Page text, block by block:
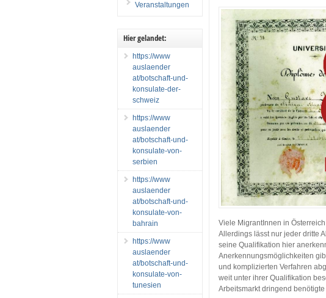
Viele MigrantInnen in
Allerdings lässt nur jeder dritte
seine Qualifikation hier
Anerkennungsmöglichkeiten
und komplizierten Verfahren
weit unter ihrer Qualifikation
Arbeitsmarkt dringend benötigte
Veranstaltungen
Hier gelandet:
https://www
auslaender
at/botschaft-und-
konsulate-der-
schweiz
https://www
auslaender
at/botschaft-und-
konsulate-von-
serbien
https://www
auslaender
at/botschaft-und-
konsulate-von-
bahrain
https://www
auslaender
at/botschaft-und-
konsulate-von-
tunesien